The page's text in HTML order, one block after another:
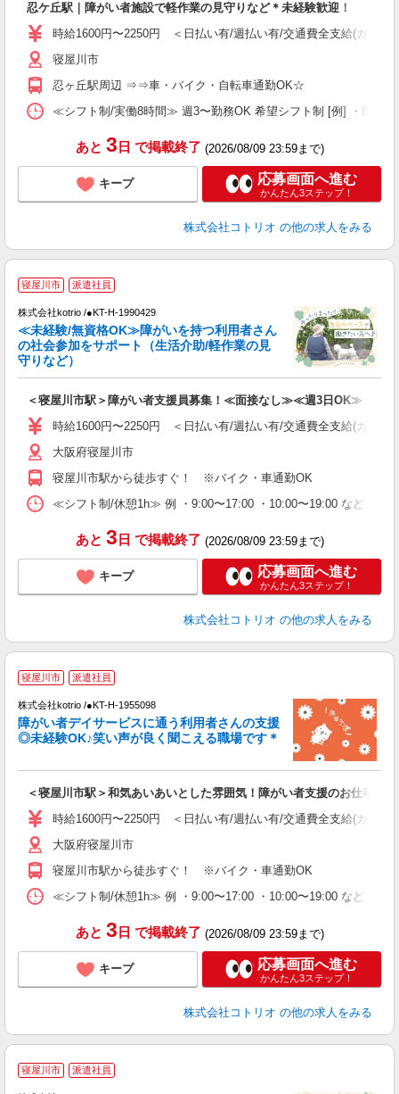
忍ケ丘駅｜障がい者施設で軽作業の見守りなど＊未経験歓迎！
時給1600円〜2250円 ＜日払い有/週払い有/交通費全支給(ガソリ
寝屋川市
忍ヶ丘駅周辺 ⇒⇒車・バイク・自転車通勤OK☆
≪シフト制/実働8時間≫ 週3〜勤務OK 希望シフト制 [例] ・8:00
あと 3 日 で掲載終了 (2026/08/09 23:59まで)
キープ 応募画面へ進む
かんたん3ステップ！
株式会社コトリオ の他の求人をみる
寝屋川市 派遣社員
株式会社kotrio /●KT-H-1990429
≪未経験/無資格OK≫障がいを持つ利用者さん
の社会参加をサポート（生活介助/軽作業の見
守りなど）
＜寝屋川市駅＞障がい者支援員募集！≪面接なし≫≪週3日OK≫
時給1600円〜2250円 ＜日払い有/週払い有/交通費全支給(ガソリ
大阪府寝屋川市
寝屋川市駅から徒歩すぐ！ ※バイク・車通勤OK
≪シフト制/休憩1h≫ 例 ・9:00〜17:00 ・10:00〜19:00 など ※残
あと 3 日 で掲載終了 (2026/08/09 23:59まで)
キープ 応募画面へ進む
かんたん3ステップ！
株式会社コトリオ の他の求人をみる
寝屋川市 派遣社員
株式会社kotrio /●KT-H-1955098
障がい者デイサービスに通う利用者さんの支援
◎未経験OK♪笑い声が良く聞こえる職場です＊
＜寝屋川市駅＞和気あいあいとした雰囲気！障がい者支援のお仕事
時給1600円〜2250円 ＜日払い有/週払い有/交通費全支給(ガソリ
大阪府寝屋川市
寝屋川市駅から徒歩すぐ！ ※バイク・車通勤OK
≪シフト制/休憩1h≫ 例 ・9:00〜17:00 ・10:00〜19:00 など ※残
あと 3 日 で掲載終了 (2026/08/09 23:59まで)
キープ 応募画面へ進む
かんたん3ステップ！
株式会社コトリオ の他の求人をみる
寝屋川市 派遣社員